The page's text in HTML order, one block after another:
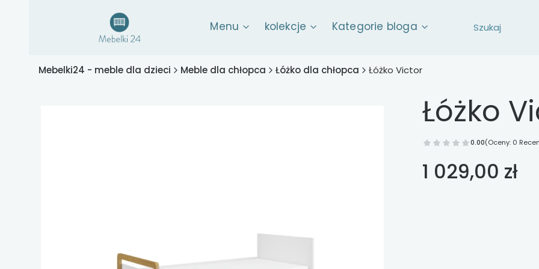
Menu kolekcje Kategorie bloga
Mebelki24 - meble dla dzieci Meble dla chłopca Łóżko dla chłopca Łóżko Victor
Łóżko
0.00(Oceny: 0
Cena
1 029,00 zł